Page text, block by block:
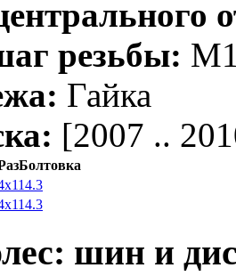
резьбы:
Гайка
[2007 ..
шин и